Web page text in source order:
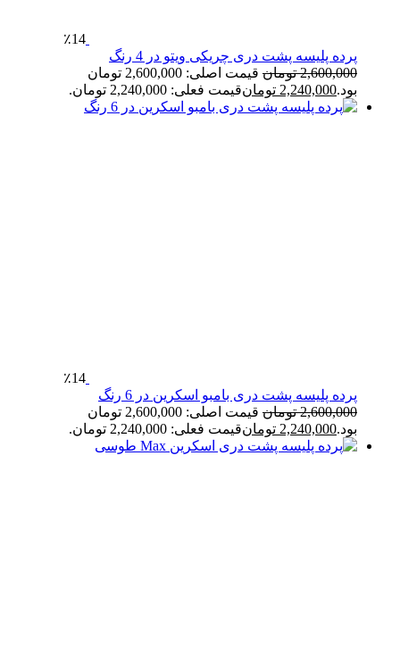
٪14
پرده پلیسه پشت دری چریکی ویتو در 4 رنگ
2,600,000 تومان
قیمت اصلی: 2,600,000 تومان
بود.2,240,000 تومانقیمت فعلی: 2,240,000 تومان.
٪14
پرده پلیسه پشت دری بامبو اسکرین در 6 رنگ
2,600,000 تومان
قیمت اصلی: 2,600,000 تومان
بود.2,240,000 تومانقیمت فعلی: 2,240,000 تومان.